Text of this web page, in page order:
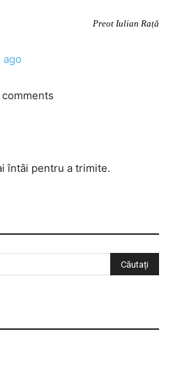
Preot Iulian Rață
ago
întâi pentru a trimite.